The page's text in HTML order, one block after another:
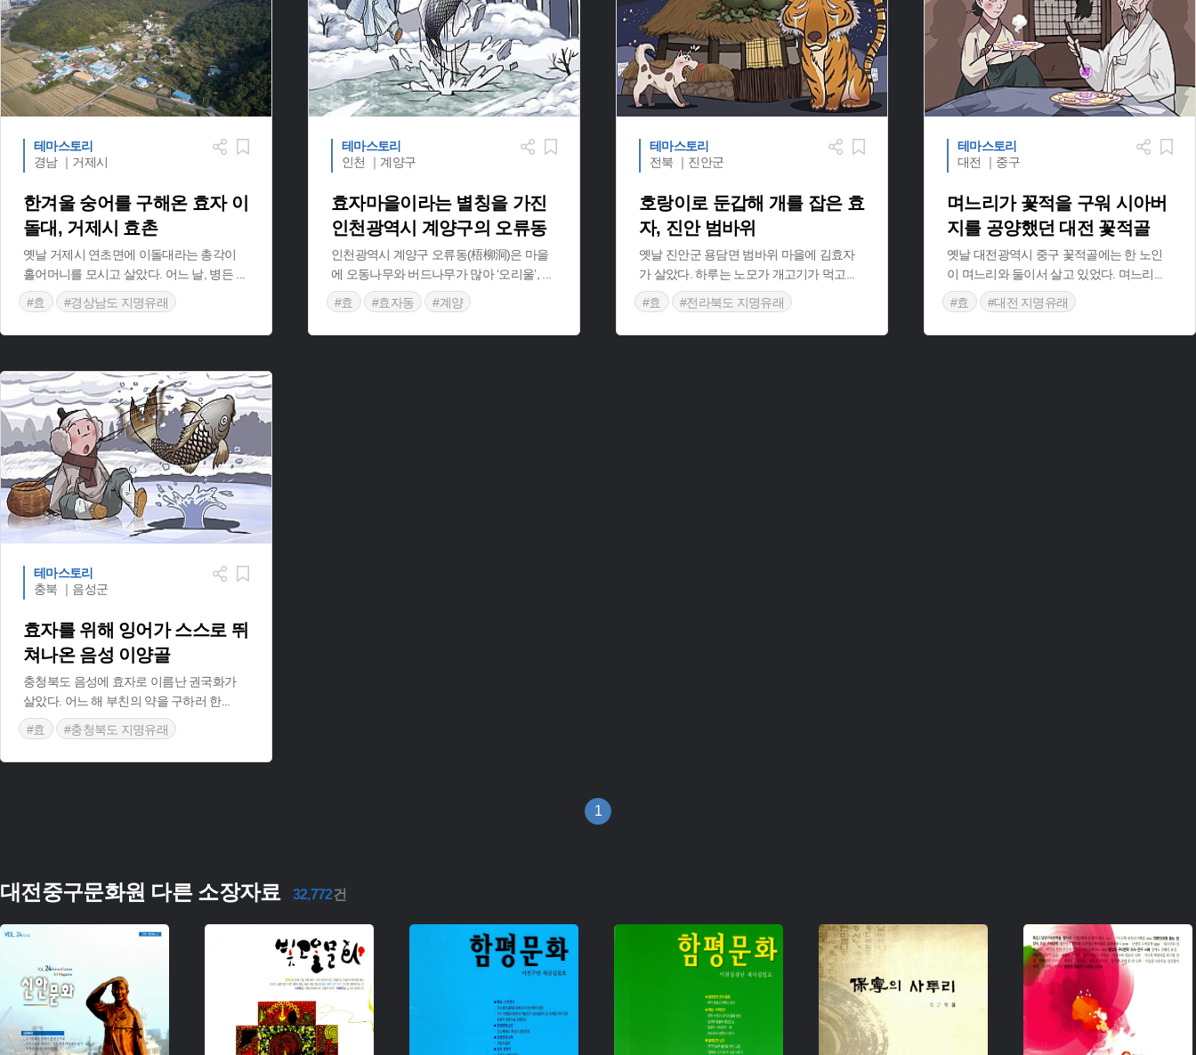
테마스토리
경남 ｜거제시
한겨울 숭어를 구해온 효자 이
돌대, 거제시 효촌
옛날 거제시 연초면에 이돌대라는 총각이
홀어머니를 모시고 살았다. 어느 날, 병든
#효
#경상남도 지명유래
테마스토리
인천 ｜계양구
효자마을이라는 별칭을 가진
인천광역시 계양구의 오류동
인천광역시 계양구 오류동(梧柳洞)은 마을
에 오동나무와 버드나무가 많아 ‘오리울’,
#효
#효자동
#계양
테마스토리
전북 ｜진안군
호랑이로 둔갑해 개를 잡은 효
자, 진안 범바위
옛날 진안군 용담면 범바위 마을에 김효자
가 살았다. 하루는 노모가 개고기가 먹고
#효
#전라북도 지명유래
테마스토리
대전 ｜중구
며느리가 꽃적을 구워 시아버
지를 공양했던 대전 꽃적골
옛날 대전광역시 중구 꽃적골에는 한 노인
이 며느리와 둘이서 살고 있었다. 며느리
#효
#대전 지명유래
테마스토리
충북 ｜음성군
효자를 위해 잉어가 스스로 뛰
쳐나온 음성 이양골
충청북도 음성에 효자로 이름난 권국화가
살았다. 어느 해 부친의 약을 구하러 한...
#효
#충청북도 지명유래
1
대전중구문화원 다른 소장자료 32,772건
주제 :
유형 :
소장 :
생산 :
소장 :
주제 :
유형 :
생산 :
주제 :
유형 :
생산 :